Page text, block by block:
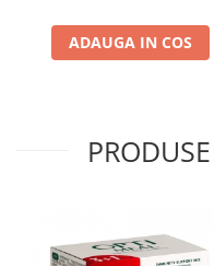
ADAUGA IN COS